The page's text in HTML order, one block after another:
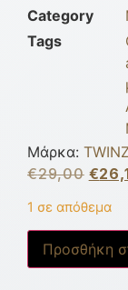
Category
Tags
Μάρκα: TWINZ
€29,00 €
1 σε απόθεμα
Προσθήκη